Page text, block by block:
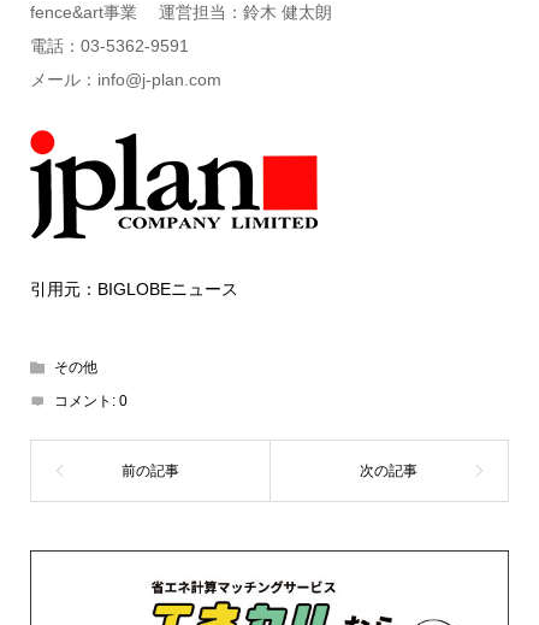
fence&art事業 運営担当：鈴木 健太朗
電話：03-5362-9591
メール：info@j-plan.com
引用元：BIGLOBEニュース
その他
コメント: 0